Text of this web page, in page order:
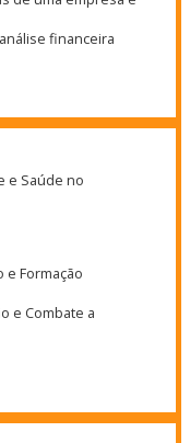
financeira
e Saúde no
e Formação
e Combate a